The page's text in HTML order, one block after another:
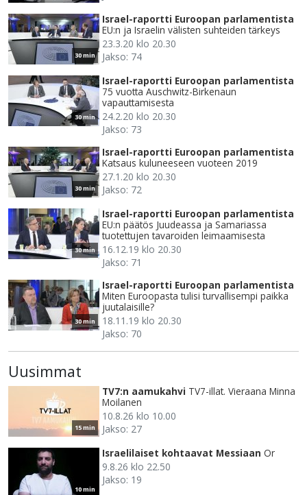
30 min
Israel-raportti Euroopan parlamentista
EU:n ja Israelin välisten suhteiden tärkeys
23.3.20 klo 20.30
Jakso: 74
30 min
Israel-raportti Euroopan parlamentista
75 vuotta Auschwitz-Birkenaun
vapauttamisesta
24.2.20 klo 20.30
Jakso: 73
30 min
Israel-raportti Euroopan parlamentista
Katsaus kuluneeseen vuoteen 2019
27.1.20 klo 20.30
Jakso: 72
30 min
Israel-raportti Euroopan parlamentista
EU:n päätös Juudeassa ja Samariassa
tuotettujen tavaroiden leimaamisesta
16.12.19 klo 20.30
Jakso: 71
30 min
Israel-raportti Euroopan parlamentista
Miten Euroopasta tulisi turvallisempi paikka
juutalaisille?
18.11.19 klo 20.30
Jakso: 70
Uusimmat
15 min
TV7:n aamukahvi TV7-illat. Vieraana Minna
Moilanen
10.8.26 klo 10.00
Jakso: 27
10 min
Israelilaiset kohtaavat Messiaan Or
9.8.26 klo 22.50
Jakso: 19